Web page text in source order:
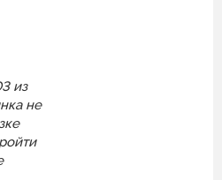
из
не